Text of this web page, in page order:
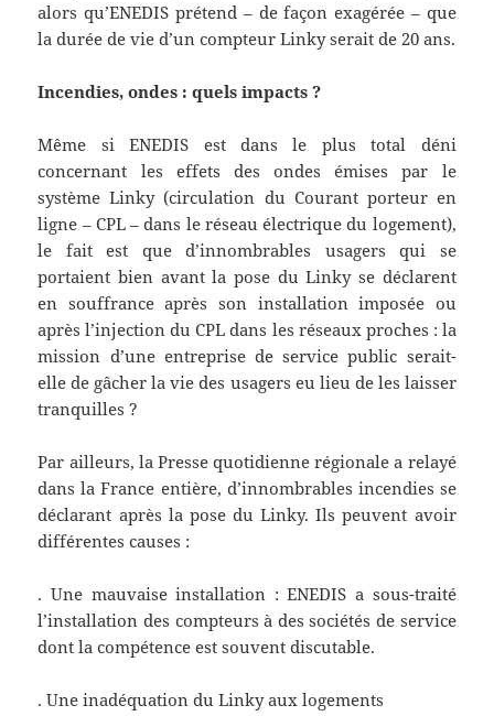
alors qu’ENEDIS prétend – de façon exagérée – que
la durée de vie d’un compteur Linky serait de 20 ans.
Incendies, ondes : quels impacts ?
Même si ENEDIS est dans le plus total déni
concernant les effets des ondes émises par le
système Linky (circulation du Courant porteur en
ligne – CPL – dans le réseau électrique du logement),
le fait est que d’innombrables usagers qui se
portaient bien avant la pose du Linky se déclarent
en souffrance après son installation imposée ou
après l’injection du CPL dans les réseaux proches : la
mission d’une entreprise de service public serait-
elle de gâcher la vie des usagers eu lieu de les laisser
tranquilles ?
Par ailleurs, la Presse quotidienne régionale a relayé
dans la France entière, d’innombrables incendies se
déclarant après la pose du Linky. Ils peuvent avoir
différentes causes :
. Une mauvaise installation : ENEDIS a sous-traité
l’installation des compteurs à des sociétés de service
dont la compétence est souvent discutable.
. Une inadéquation du Linky aux logements